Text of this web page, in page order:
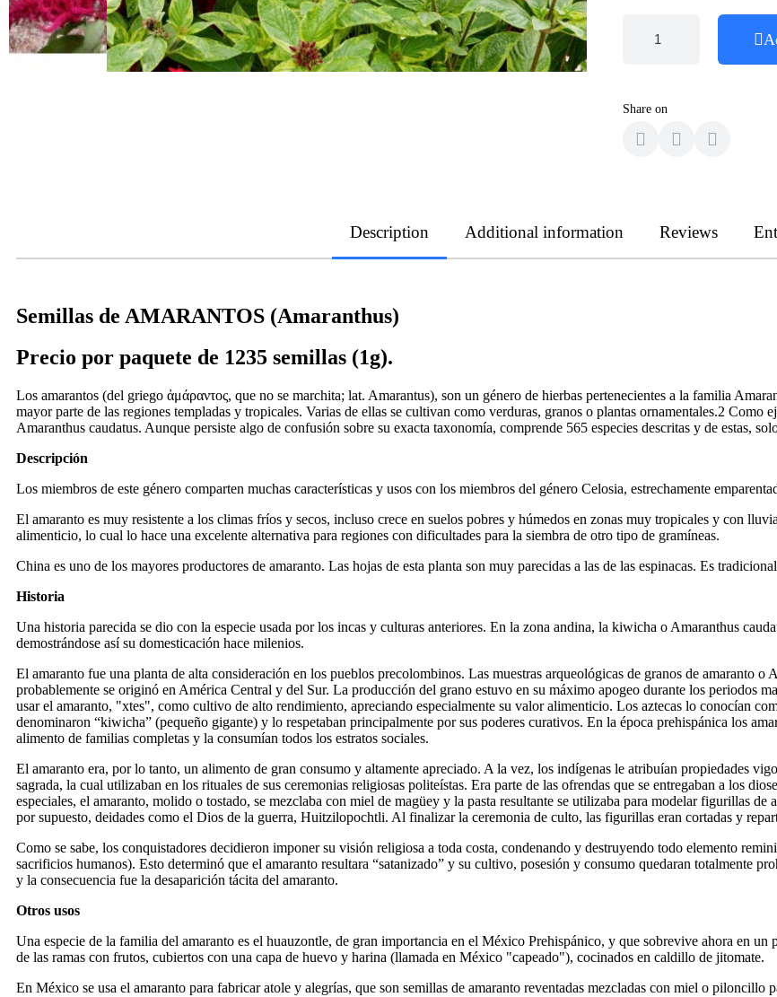
Share on
Description Additional information Reviews
Semillas de AMARANTOS (Amaranthus)
Precio por paquete de 1235 semillas (1g).
Los amarantos (del griego ἀμάραντος, que no se marchita; lat. Amarantus), son un género de hierbas pertenecientes a la familia
mayor parte de las regiones templadas y tropicales. Varias de ellas se cultivan como verduras, granos o plantas ornamentales.2
Amaranthus caudatus. Aunque persiste algo de confusión sobre su exacta taxonomía, comprende 565 especies descritas y de estas,
Descripción
Los miembros de este género comparten muchas características y usos con los miembros del género Celosia, estrechamente
El amaranto es muy resistente a los climas fríos y secos, incluso crece en suelos pobres y húmedos en zonas muy tropicales y con
alimenticio, lo cual lo hace una excelente alternativa para regiones con dificultades para la siembra de otro tipo de gramíneas.
China es uno de los mayores productores de amaranto. Las hojas de esta planta son muy parecidas a las de las espinacas. Es
Historia
Una historia parecida se dio con la especie usada por los incas y culturas anteriores. En la zona andina, la kiwicha o Amaranthus
demostrándose así su domesticación hace milenios.
El amaranto fue una planta de alta consideración en los pueblos precolombinos. Las muestras arqueológicas de granos de amaranto
probablemente se originó en América Central y del Sur. La producción del grano estuvo en su máximo apogeo durante los periodos
usar el amaranto, "xtes", como cultivo de alto rendimiento, apreciando especialmente su valor alimenticio. Los aztecas lo conocían
denominaron “kiwicha” (pequeño gigante) y lo respetaban principalmente por sus poderes curativos. En la época prehispánica los
alimento de familias completas y la consumían todos los estratos sociales.
El amaranto era, por lo tanto, un alimento de gran consumo y altamente apreciado. A la vez, los indígenas le atribuían propiedades
sagrada, la cual utilizaban en los rituales de sus ceremonias religiosas politeístas. Era parte de las ofrendas que se entregaban a los
especiales, el amaranto, molido o tostado, se mezclaba con miel de magüey y la pasta resultante se utilizaba para modelar figurillas
por supuesto, deidades como el Dios de la guerra, Huitzilopochtli. Al finalizar la ceremonia de culto, las figurillas eran cortadas y
Como se sabe, los conquistadores decidieron imponer su visión religiosa a toda costa, condenando y destruyendo todo elemento
sacrificios humanos). Esto determinó que el amaranto resultara “satanizado” y su cultivo, posesión y consumo quedaran totalmente
y la consecuencia fue la desaparición tácita del amaranto.
Otros usos
Una especie de la familia del amaranto es el huauzontle, de gran importancia en el México Prehispánico, y que sobrevive ahora en
de las ramas con frutos, cubiertos con una capa de huevo y harina (llamada en México "capeado"), cocinados en caldillo de jitomate.
En México se usa el amaranto para fabricar atole y alegrías, que son semillas de amaranto reventadas mezcladas con miel o piloncillo